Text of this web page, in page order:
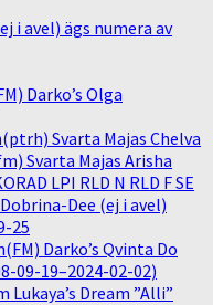
i avel) ägs numera av
Darko’s Olga
Svarta Majas Chelva
Svarta Majas Arisha
LPI RLD N RLD F SE
Dee (ej i avel)
25
Darko’s Qvinta Do
09-19–2024-02-02)
Dream ”Alli”